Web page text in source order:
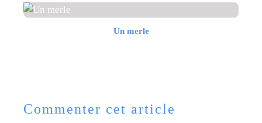
Un merle
Commenter cet article